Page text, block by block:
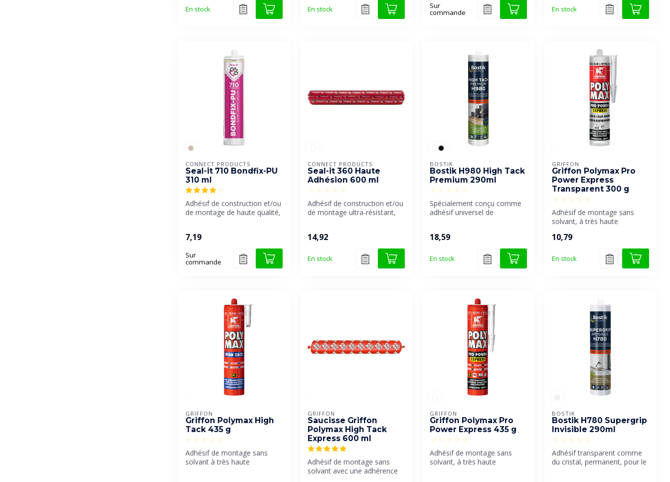
En stock En stock Sur
commande En stock
CONNECT PRODUCTS
Seal-it 710 Bondfix-PU
310 ml
Adhésif de construction et/ou
de montage de haute qualité,
7,19
Sur
commande
CONNECT PRODUCTS
Seal-it 360 Haute
Adhésion 600 ml
Adhésif de construction et/ou
de montage ultra-résistant,
14,92
En stock
BOSTIK
Bostik H980 High Tack
Premium 290ml
Spécialement conçu comme
adhésif universel de
18,59
En stock
GRIFFON
Griffon Polymax Pro
Power Express
Transparent 300 g
Adhésif de montage sans
solvant, à très haute
très ...
10,79
En stock
GRIFFON
Griffon Polymax High
Tack 435 g
Adhésif de montage sans
solvant à très haute
GRIFFON
Saucisse Griffon
Polymax High Tack
Express 600 ml
Adhésif de montage sans
solvant avec une adhérence
GRIFFON
Griffon Polymax Pro
Power Express 435 g
Adhésif de montage sans
solvant, à très haute
BOSTIK
Bostik H780 Supergrip
Invisible 290ml
Adhésif transparent comme
du cristal, permanent, pour le